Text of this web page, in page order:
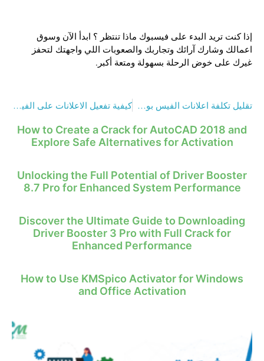
إذا كنت تريد البدء على فيسبوك ماذا تنتظر ؟ ابدأ الآن وسوق
اعمالك وشارك آرائك وتجاربك والصعوبات اللي واجهتك لتحفز
غيرك على خوض الرحلة بسهولة ومتعة أكبر.
تقليل تكلفة اعلانات الفيس بوك باستخدام 6 طرق سهلة كيفية تفعيل الاعلانات على الفيس بوك من خلال 7 مراحل فقط
How to Create a Crack for AutoCAD 2018 and
Explore Safe Alternatives for Activation
Unlocking the Full Potential of Driver Booster
8.7 Pro for Enhanced System Performance
Discover the Ultimate Guide to Downloading
Driver Booster 3 Pro with Full Crack for
Enhanced Performance
How to Use KMSpico Activator for Windows
and Office Activation